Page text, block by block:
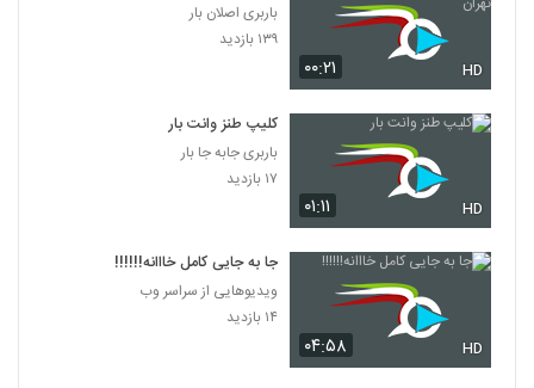
۰۰:۲۱ HD
باربری اصلان بار
۱۳۹ بازدید
۰۱:۱۱ HD
کلیپ طنز وانت بار
باربری جابه جا بار
۱۷ بازدید
۰۴:۵۸ HD
جا به جایی کامل خااانه!!!!!!
ویدیوهایی از سراسر وب
۱۴ بازدید